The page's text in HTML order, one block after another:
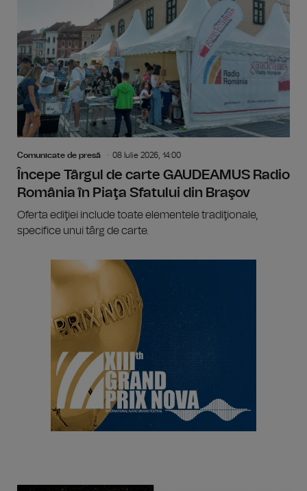
Comunicate de presă 08 Iulie 2026, 14:00
Începe Târgul de carte GAUDEAMUS Radio
România în Piaţa Sfatului din Braşov
Oferta ediţiei include toate elementele tradiţionale,
specifice unui târg de carte.